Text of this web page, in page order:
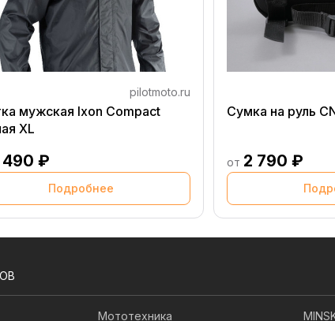
pilotmoto.ru
мужская Ixon Compact
XL
490 ₽
Подробнее
Сумка на руль
от 2 790 ₽
Мототехника